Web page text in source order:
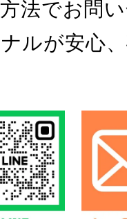
法でお問
ルが安心